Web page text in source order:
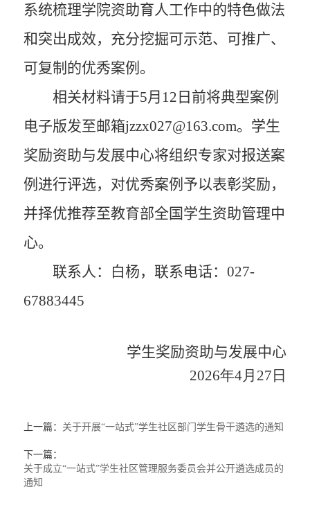
系统梳理学院资助育人工作中的特色做法
和突出成效，充分挖掘可示范、可推广、
可复制的优秀案例。
相关材料请于5月12日前将典型案例
电子版发至邮箱jzzx027@163.com。学生
奖励资助与发展中心将组织专家对报送案
例进行评选，对优秀案例予以表彰奖励，
并择优推荐至教育部全国学生资助管理中
心。
联系人：白杨，联系电话：027-
67883445
学生奖励资助与发展中心
2026年4月 27 日
上一篇： 关于开展“一站式”学生社区部门学生骨干遴选的通知
下一篇：
关于成立“一站式”学生社区管理服务委员会并公开遴选成员的
通知